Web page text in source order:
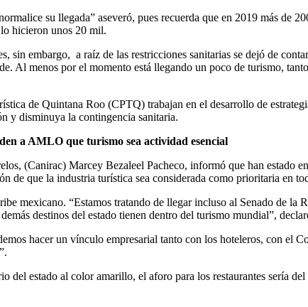
su llegada” aseveró, pues recuerda que en 2019 más de
lo hicieron unos 20 mil.
sin embargo, a raíz de las restricciones sanitarias se dejó de
Al menos por el momento está llegando un poco de turismo,
de Quintana Roo (CPTQ) trabajan en el desarrollo de
y disminuya la contingencia sanitaria.
a AMLO que turismo sea actividad esencial
(Canirac) Marcey Bezaleel Pacheco, informó que han estado
que la industria turística sea considerada como prioritaria en
mexicano. “Estamos tratando de llegar incluso al Senado de la
destinos del estado tienen dentro del turismo mundial”,
hacer un vínculo empresarial tanto con los hoteleros, con el
estado al color amarillo, el aforo para los restaurantes sería